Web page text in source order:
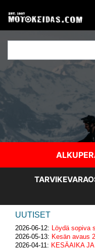
UUTISET
2026-06-12: Löydä sopiva
2026-05-13: Kesän avaus
2026-04-11: KESÄAIKA